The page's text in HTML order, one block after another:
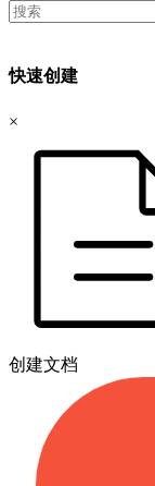
快速创建
×
创建文档